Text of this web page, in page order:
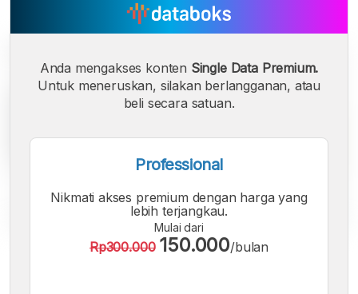
A A A
Anda mengakses konten Single Data Premium.
Untuk meneruskan, silakan berlangganan, atau
beli secara satuan.
Professional
Nikmati akses premium dengan harga yang
lebih terjangkau.
Mulai dari
Rp300.000 150.000/bulan